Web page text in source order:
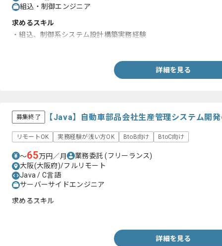
組込・制御エンジニア
求めるスキル
・組込、制御系システム設計構築実務経験
詳細を見る
募集終了 【Java】自動車部品会社生産管理システム開
リモートOK 実務経験が浅い方OK BtoB向け BtoC向け
〜65万円／月 業務委託(フリーランス)
大阪(大阪府)/フルリモート
Java / C言語
サーバーサイドエンジニア
求めるスキル
詳細を見る